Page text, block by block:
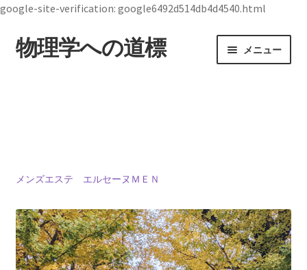
google-site-verification: google6492d514db4d4540.html
ナ
ビ
ス
ッ
プ
コ
ン
ッ
物理学への道標 メニュー
【1928年7月28日 ～1990年10月1日】— 量子世界
の常識を問い直した理論物理学者 —
メンズエステ エルセーヌＭＥＮ